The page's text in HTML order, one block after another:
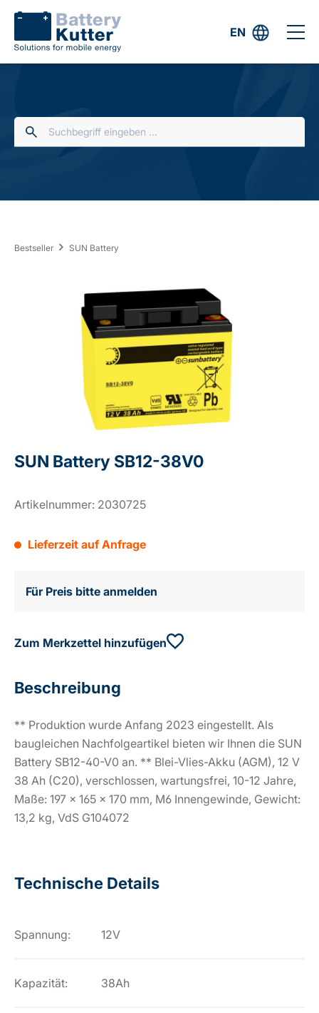
EN
Bestseller SUN Battery
SUN Battery SB12-38V0
Artikelnummer: 2030725
Lieferzeit auf Anfrage
Für Preis bitte anmelden
Zum Merkzettel hinzufügen
Beschreibung
** Produktion wurde Anfang 2023 eingestellt. Als
baugleichen Nachfolgeartikel bieten wir Ihnen die SUN
Battery SB12-40-V0 an. ** Blei-Vlies-Akku (AGM), 12 V
38 Ah (C20), verschlossen, wartungsfrei, 10-12 Jahre,
Maße: 197 x 165 x 170 mm, M6 Innengewinde, Gewicht:
13,2 kg, VdS G104072
Technische Details
Spannung: 12V
Kapazität: 38Ah